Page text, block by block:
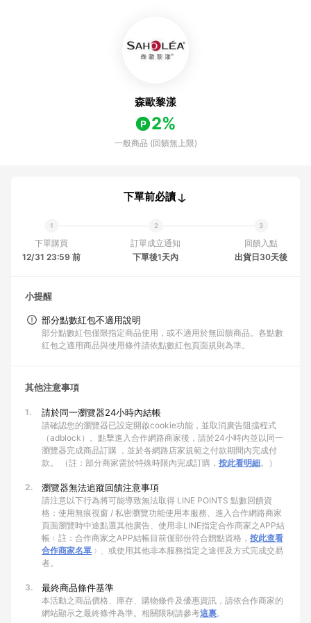
森歐黎漾
2%
一般商品 (回饋無上限)
下單前必讀
下單購買
12/31 23:59 前
訂單成立通知
下單後1天內
回饋入點
出貨日30天後
小提醒
部分點數紅包不適用說明
部分點數紅包僅限指定商品使用，或不適用於無回饋商品。各點數
紅包之適用商品與使用條件請依點數紅包頁面規則為準。
其他注意事項
1. 請於同一瀏覽器24小時內結帳
請確認您的瀏覽器已設定開啟cookie功能，並取消廣告阻擋程式
（adblock）。點擊進入合作網路商家後，請於24小時內並以同一
瀏覽器完成商品訂購 ，並於各網路店家規範之付款期間內完成付
款。 （註：部分商家需於特殊時限內完成訂購， 按此看明細。）
2. 瀏覽器無法追蹤回饋注意事項
請注意以下行為將可能導致無法取得 LINE POINTS 點數回饋資
格：使用無痕視窗 / 私密瀏覽功能使用本服務、進入合作網路商家
頁面瀏覽時中途點選其他廣告、使用非LINE指定合作商家之APP結
帳﹙註：合作商家之APP結帳目前僅部份符合贈點資格， 按此查看
合作商家名單 ﹚、或使用其他非本服務指定之途徑及方式完成交易
者。
3. 最終商品條件基準
本活動之商品價格、庫存、購物條件及優惠資訊，請依合作商家的
網站顯示之最終條件為準。相關限制請參考這裏。